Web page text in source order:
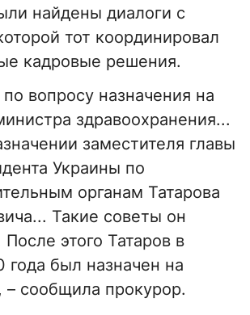
найдены диалоги с
тот координировал
кадровые решения.
вопросу назначения на
здравоохранения...
заместителя главы
Украины по
органам Татарова
Такие советы он
этого Татаров в
года был назначен на
– сообщила прокурор.